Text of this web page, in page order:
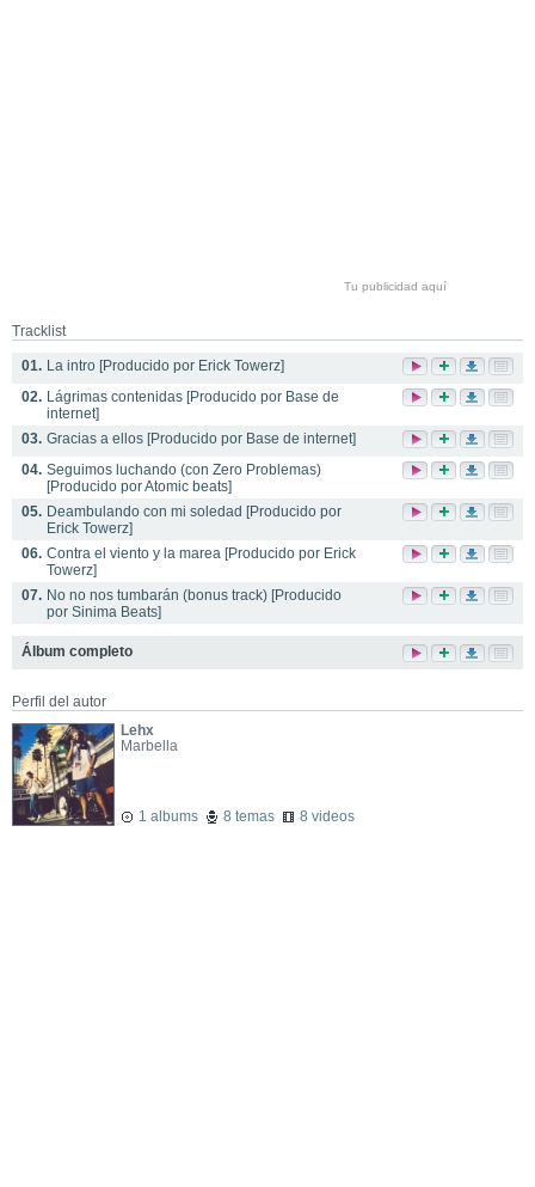
Tu publicidad aquí
Tracklist
01. La intro [Producido por Erick Towerz]
02. Lágrimas contenidas [Producido por Base de
internet]
03. Gracias a ellos [Producido por Base de internet]
04. Seguimos luchando (con Zero Problemas)
[Producido por Atomic beats]
05. Deambulando con mi soledad [Producido por
Erick Towerz]
06. Contra el viento y la marea [Producido por Erick
Towerz]
07. No no nos tumbarán (bonus track) [Producido
por Sinima Beats]
Álbum completo
Perfil del autor
Lehx
Marbella
1 albums 8 temas 8 videos